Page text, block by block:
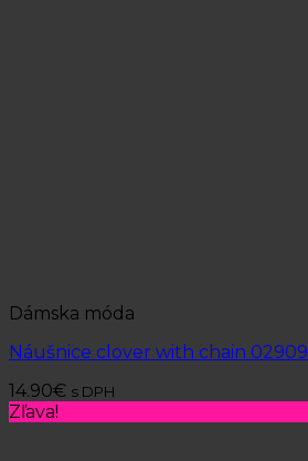
Dámska móda
Náušnice clover with chain 02909
14.90€ s DPH
Zľava!